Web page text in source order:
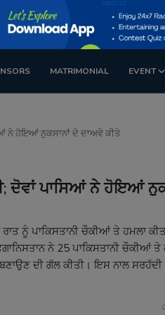
MATRIMONIAL EVENT
ਨੇ ਹੋਇਆਂ ਨੁਕਸਾਨਾਂ ਦੇ ਦਾਅਵੇ ਕੀਤੇ
ਦੋਵਾਂ ਪਾਸਿਆਂ ਨੇ ਹੋਇਆਂ
ਨੂੰ ਪਾਕਿਸਤਾਨੀ ਚੌਕੀਆਂ ਤੇ ਹਮਲਾ
ਨੇ 25 ਪਾਕਿਸਤਾਨੀ ਚੌਕੀਆਂ ਤੇ
ਦੀ ਗੱਲ ਕੀਤੀ। ਇਸ ਨਾਲ